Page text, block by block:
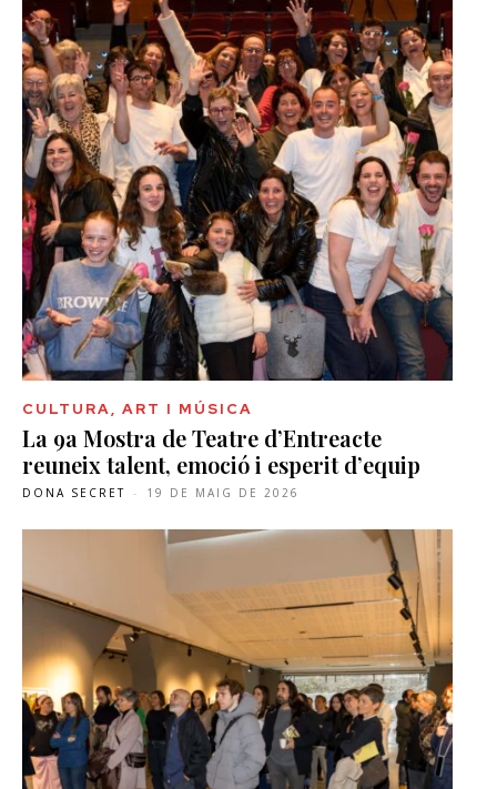
CULTURA, ART I MÚSICA
La 9a Mostra de Teatre d’Entreacte
reuneix talent, emoció i esperit d’equip
DONA SECRET - 19 DE MAIG DE 2026